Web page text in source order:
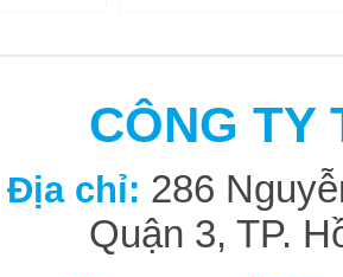
CÔNG TY
Địa chỉ: 286
Quận 3, TP.